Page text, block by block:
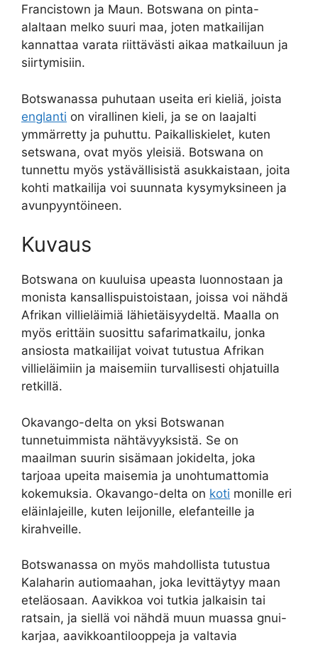
Francistown ja Maun. Botswana on pinta-
alaltaan melko suuri maa, joten matkailijan
kannattaa varata riittävästi aikaa matkailuun ja
siirtymisiin.
Botswanassa puhutaan useita eri kieliä, joista
englanti on virallinen kieli, ja se on laajalti
ymmärretty ja puhuttu. Paikalliskielet, kuten
setswana, ovat myös yleisiä. Botswana on
tunnettu myös ystävällisistä asukkaistaan, joita
kohti matkailija voi suunnata kysymyksineen ja
avunpyyntöineen.
Kuvaus
Botswana on kuuluisa upeasta luonnostaan ja
monista kansallispuistoistaan, joissa voi nähdä
Afrikan villieläimiä lähietäisyydeltä. Maalla on
myös erittäin suosittu safarimatkailu, jonka
ansiosta matkailijat voivat tutustua Afrikan
villieläimiin ja maisemiin turvallisesti ohjatuilla
retkillä.
Okavango-delta on yksi Botswanan
tunnetuimmista nähtävyyksistä. Se on
maailman suurin sisämaan jokidelta, joka
tarjoaa upeita maisemia ja unohtumattomia
kokemuksia. Okavango-delta on koti monille eri
eläinlajeille, kuten leijonille, elefanteille ja
kirahveille.
Botswanassa on myös mahdollista tutustua
Kalaharin autiomaahan, joka levittäytyy maan
eteläosaan. Aavikkoa voi tutkia jalkaisin tai
ratsain, ja siellä voi nähdä muun muassa gnui-
karjaa, aavikkoantilooppeja ja valtavia